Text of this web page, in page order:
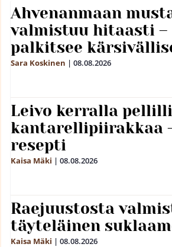
Ahvenanmaan
valmistuu hitaasti
palkitsee
Sara Koskinen | 08.08.2026
Leivo kerralla
kantarellipiirakkaa
resepti
Kaisa Mäki | 08.08.2026
Raejuustosta
täyteläinen
Kaisa Mäki | 08.08.2026